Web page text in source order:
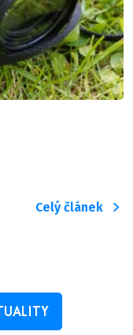
Celý článek